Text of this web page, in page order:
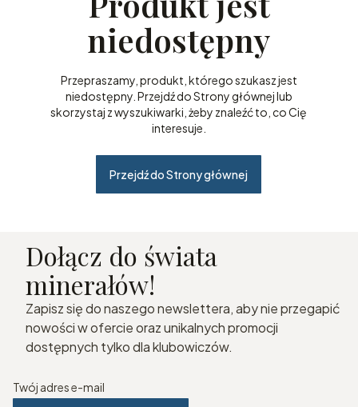
niedostępny
Przepraszamy, produkt, którego szukasz jest
niedostępny. Przejdź do Strony głównej lub
skorzystaj z wyszukiwarki, żeby znaleźć to, co Cię
interesuje.
Przejdź do Strony głównej
Dołącz do świata
minerałów!
Zapisz się do naszego newslettera, aby nie przegapić
nowości w ofercie oraz unikalnych promocji
dostępnych tylko dla klubowiczów.
Twój adres e-mail